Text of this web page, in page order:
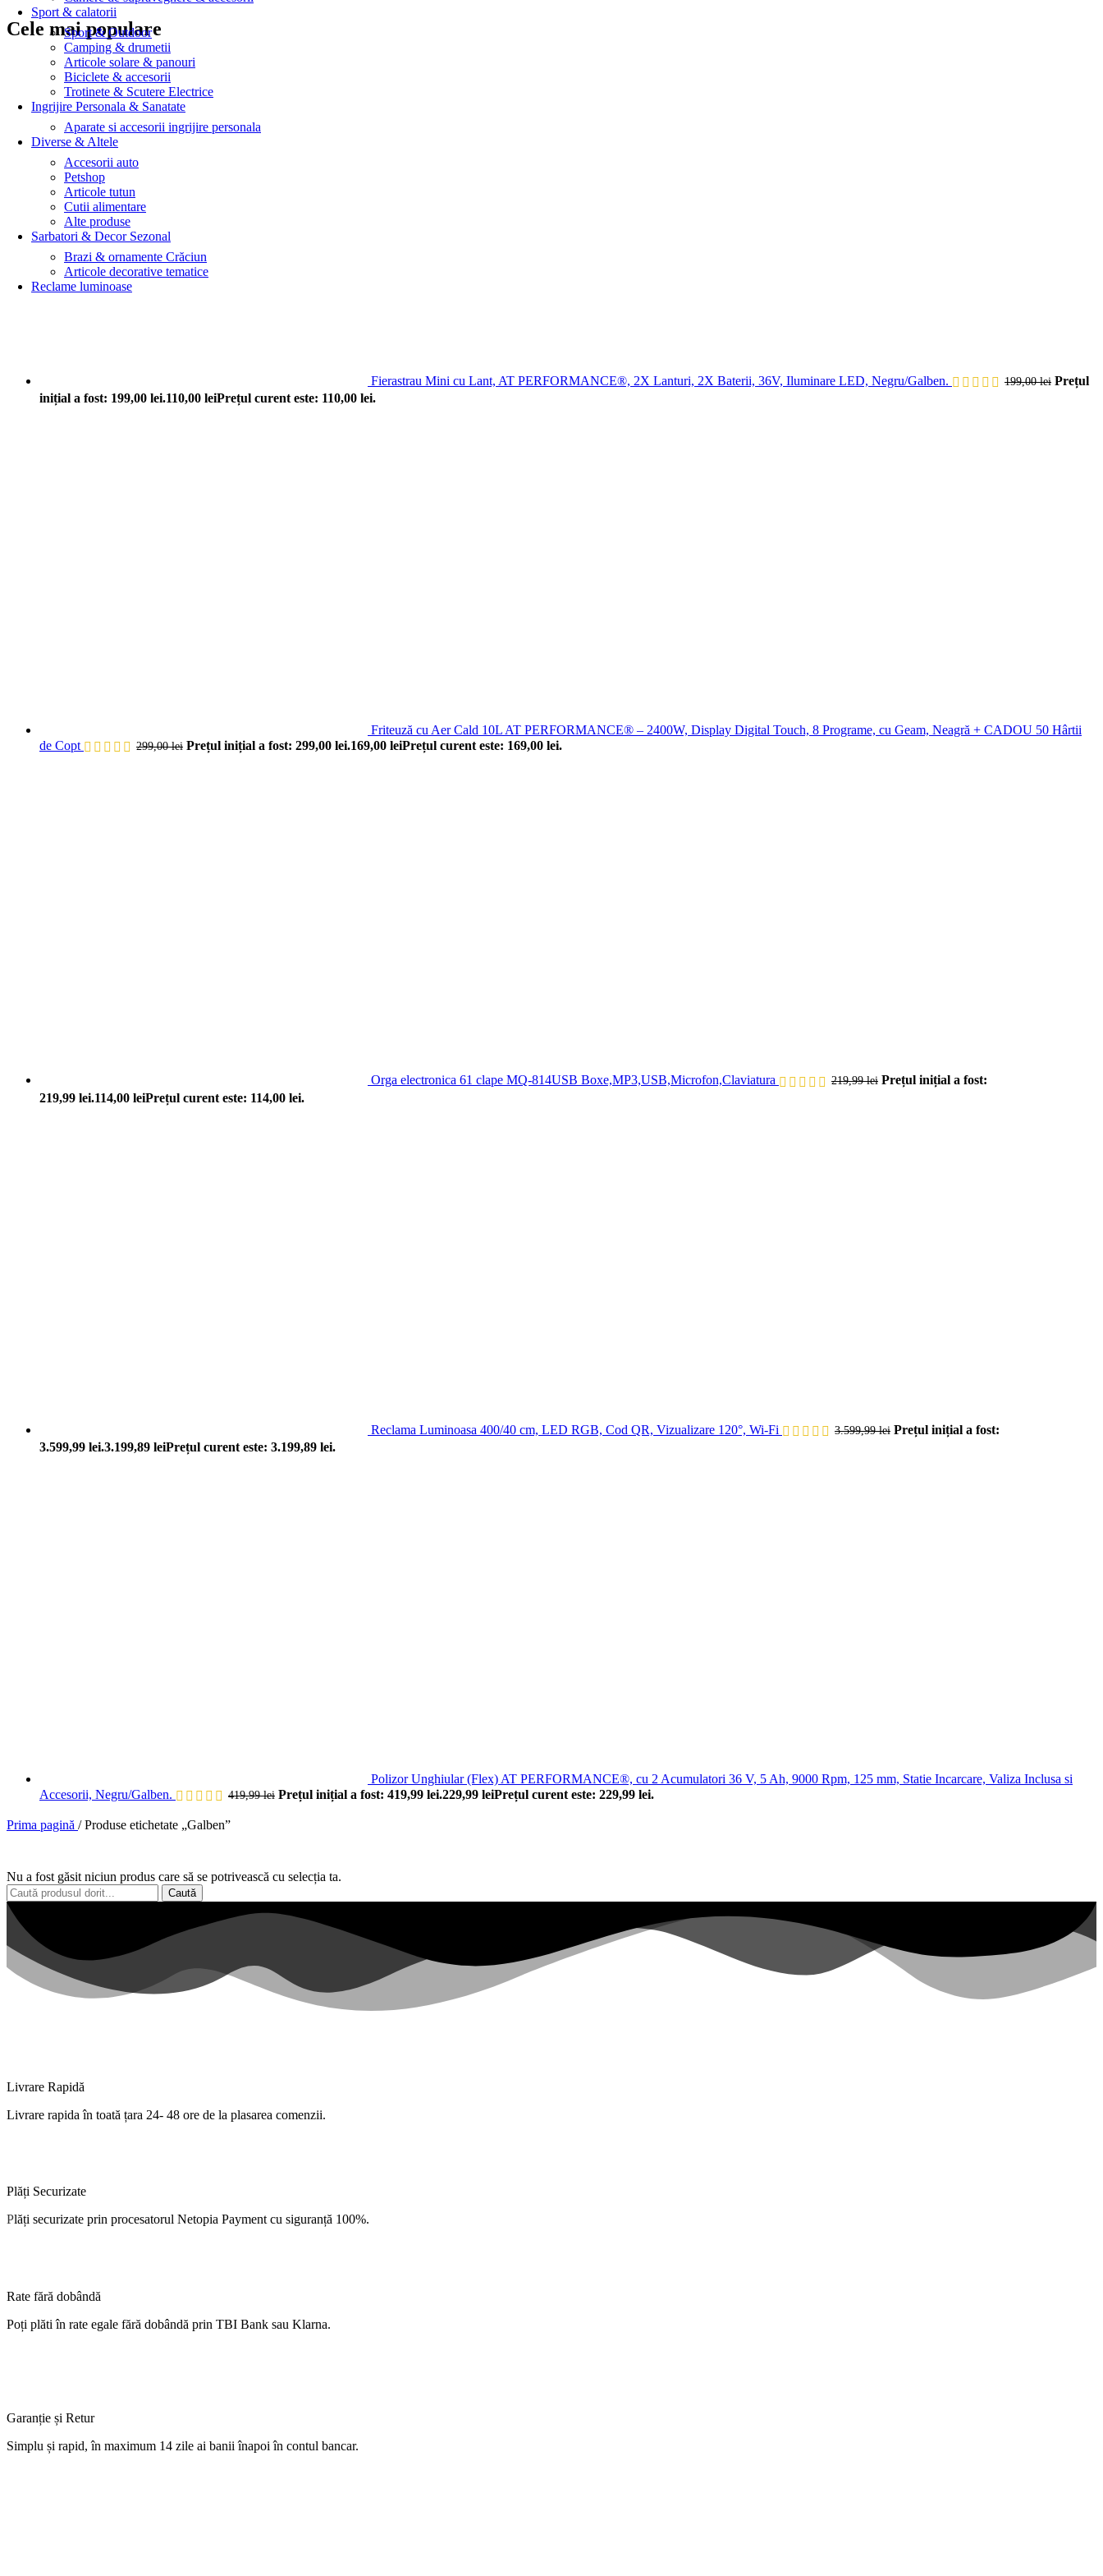
Sport & calatorii
Sport & Outdoor
Camping & drumetii
Articole solare & panouri
Biciclete & accesorii
Trotinete & Scutere Electrice
Ingrijire Personala & Sanatate
Aparate si accesorii ingrijire personala
Diverse & Altele
Accesorii auto
Petshop
Articole tutun
Cutii alimentare
Alte produse
Sarbatori & Decor Sezonal
Brazi & ornamente Crăciun
Articole decorative tematice
Reclame luminoase
Cele mai populare
Fierastrau Mini cu Lant, AT PERFORMANCE®, 2X Lanturi, 2X Baterii, 36V, Iluminare LED, Negru/Galben. 199,00lei Prețul
inițial a fost: 199,00 lei.110,00 leiPrețul curent este: 110,00 lei.
Friteuză cu Aer Cald 10L AT PERFORMANCE® – 2400W, Display Digital Touch, 8 Programe, cu Geam, Neagră + CADOU 50 Hârtii
de Copt
299,00lei Prețul inițial a fost: 299,00 lei.169,00 leiPrețul curent este: 169,00 lei.
Orga electronica 61 clape MQ-814USB Boxe,MP3,USB,Microfon,Claviatura 219,99lei Prețul inițial a fost:
219,99 lei.114,00 leiPrețul curent este: 114,00 lei.
Reclama Luminoasa 400/40 cm, LED RGB, Cod QR, Vizualizare 120°, Wi-Fi 3.599,99lei Prețul inițial a fost:
3.599,99 lei.3.199,89 leiPrețul curent este: 3.199,89 lei.
Polizor Unghiular (Flex) AT PERFORMANCE®, cu 2 Acumulatori 36 V, 5 Ah, 9000 Rpm, 125 mm, Statie Incarcare, Valiza Inclusa si
Accesorii, Negru/Galben.
419,99lei Prețul inițial a fost: 419,99 lei.229,99 leiPrețul curent este: 229,99 lei.
Prima pagină / Produse etichetate „Galben”
Nu a fost găsit niciun produs care să se potrivească cu selecția ta.
Caută
Livrare Rapidă
Livrare rapida în toată țara 24- 48 ore de la plasarea comenzii.
Plăți Securizate
Plăți securizate prin procesatorul Netopia Payment cu siguranță 100%.
Rate fără dobândă
Poți plăti în rate egale fără dobândă prin TBI Bank sau Klarna.
Garanție și Retur
Simplu și rapid,în maximum 14 zile ai banii înapoi în contul bancar.